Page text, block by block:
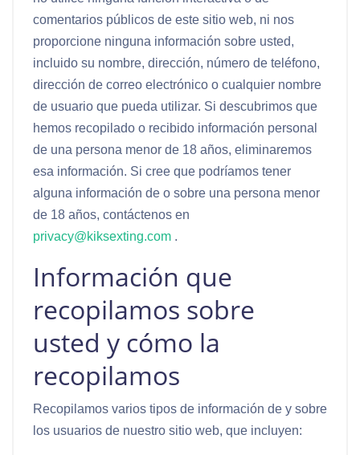
comentarios públicos de este sitio web, ni nos
proporcione ninguna información sobre usted,
incluido su nombre, dirección, número de teléfono,
dirección de correo electrónico o cualquier nombre
de usuario que pueda utilizar. Si descubrimos que
hemos recopilado o recibido información personal
de una persona menor de 18 años, eliminaremos
esa información. Si cree que podríamos tener
alguna información de o sobre una persona menor
de 18 años, contáctenos en
privacy@kiksexting.com .
Información que
recopilamos sobre
usted y cómo la
recopilamos
Recopilamos varios tipos de información de y sobre
los usuarios de nuestro sitio web, que incluyen: